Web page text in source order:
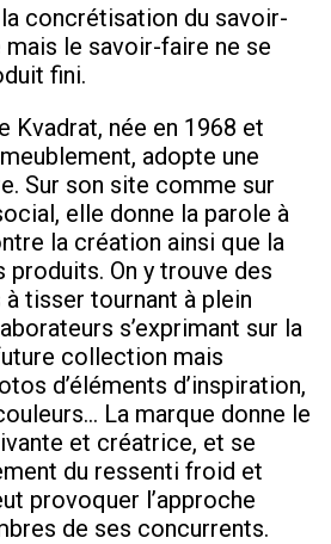
concrétisation du savoir-
le savoir-faire ne se
fini.
Kvadrat, née en 1968 et
adopte une
Sur son site comme sur
elle donne la parole à
la création ainsi que la
On y trouve des
tisser tournant à plein
s’exprimant sur la
collection mais
d’éléments d’inspiration,
La marque donne le
et créatrice, et se
du ressenti froid et
provoquer l’approche
de ses concurrents.